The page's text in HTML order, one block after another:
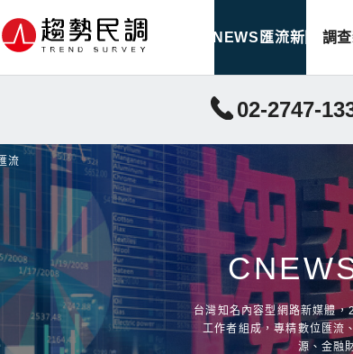
CNEWS匯流新聞 調
02-2747-
流
台灣知名內容型網路新媒體
工作者組成，專精數位匯流
源、金融